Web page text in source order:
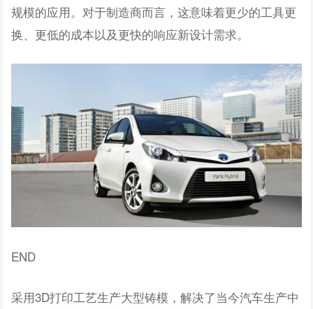
规模的应用。对于制造商而言，这意味着更少的工具更
换、更低的成本以及更快的响应新设计需求。
END
采用3D打印工艺生产大型铸模，解决了当今汽车生产中